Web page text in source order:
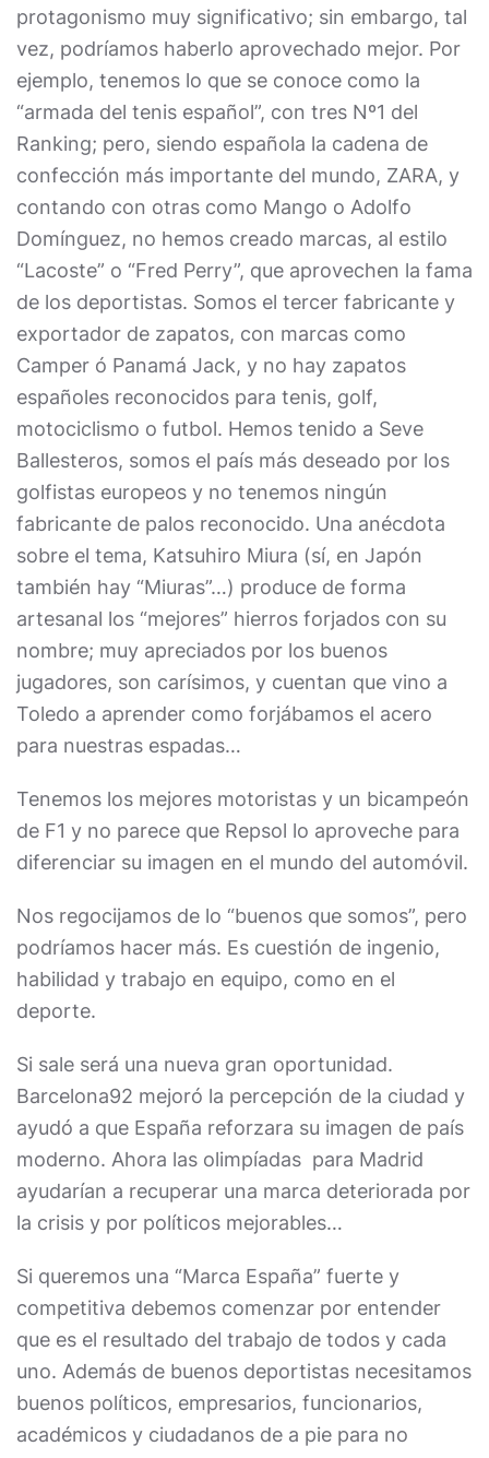
protagonismo muy significativo; sin embargo, tal
vez, podríamos haberlo aprovechado mejor. Por
ejemplo, tenemos lo que se conoce como la
“armada del tenis español”, con tres Nº1 del
Ranking; pero, siendo española la cadena de
confección más importante del mundo, ZARA, y
contando con otras como Mango o Adolfo
Domínguez, no hemos creado marcas, al estilo
“Lacoste” o “Fred Perry”, que aprovechen la fama
de los deportistas. Somos el tercer fabricante y
exportador de zapatos, con marcas como
Camper ó Panamá Jack, y no hay zapatos
españoles reconocidos para tenis, golf,
motociclismo o futbol. Hemos tenido a Seve
Ballesteros, somos el país más deseado por los
golfistas europeos y no tenemos ningún
fabricante de palos reconocido. Una anécdota
sobre el tema, Katsuhiro Miura (sí, en Japón
también hay “Miuras”…) produce de forma
artesanal los “mejores” hierros forjados con su
nombre; muy apreciados por los buenos
jugadores, son carísimos, y cuentan que vino a
Toledo a aprender como forjábamos el acero
para nuestras espadas…
Tenemos los mejores motoristas y un bicampeón
de F1 y no parece que Repsol lo aproveche para
diferenciar su imagen en el mundo del automóvil.
Nos regocijamos de lo “buenos que somos”, pero
podríamos hacer más. Es cuestión de ingenio,
habilidad y trabajo en equipo, como en el
deporte.
Si sale será una nueva gran oportunidad.
Barcelona92 mejoró la percepción de la ciudad y
ayudó a que España reforzara su imagen de país
moderno. Ahora las olimpíadas para Madrid
ayudarían a recuperar una marca deteriorada por
la crisis y por políticos mejorables…
Si queremos una “Marca España” fuerte y
competitiva debemos comenzar por entender
que es el resultado del trabajo de todos y cada
uno. Además de buenos deportistas necesitamos
buenos políticos, empresarios, funcionarios,
académicos y ciudadanos de a pie para no